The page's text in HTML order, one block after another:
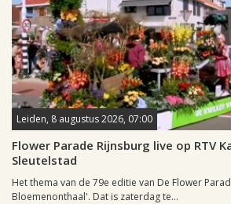
Leiden, 8 augustus 2026, 07:00
Flower Parade Rijnsburg live op RTV
Sleutelstad
Het thema van de 79e editie van De Flower
Bloemenonthaal'. Dat is zaterdag te...